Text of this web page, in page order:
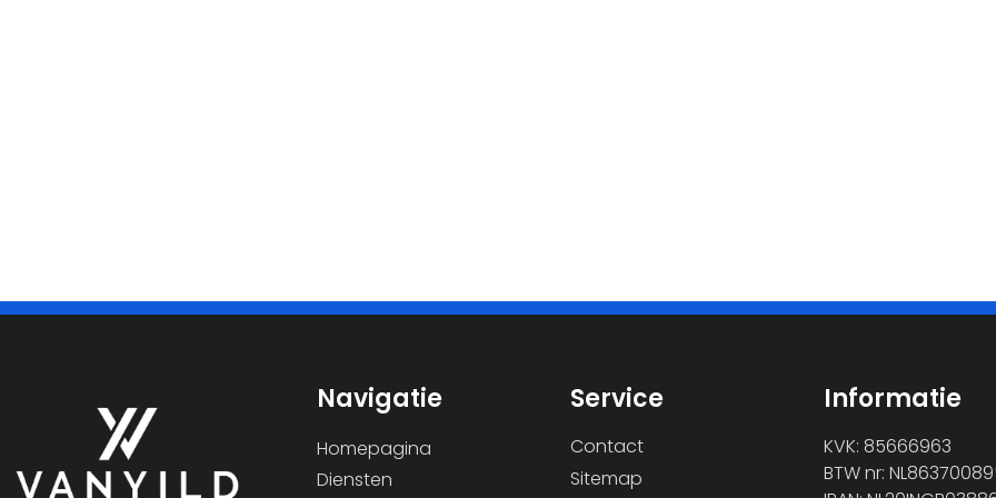
Navigatie
Homepagina
Diensten
Service
Contact
Sitemap
Informatie
KVK: 85666963
BTW nr: